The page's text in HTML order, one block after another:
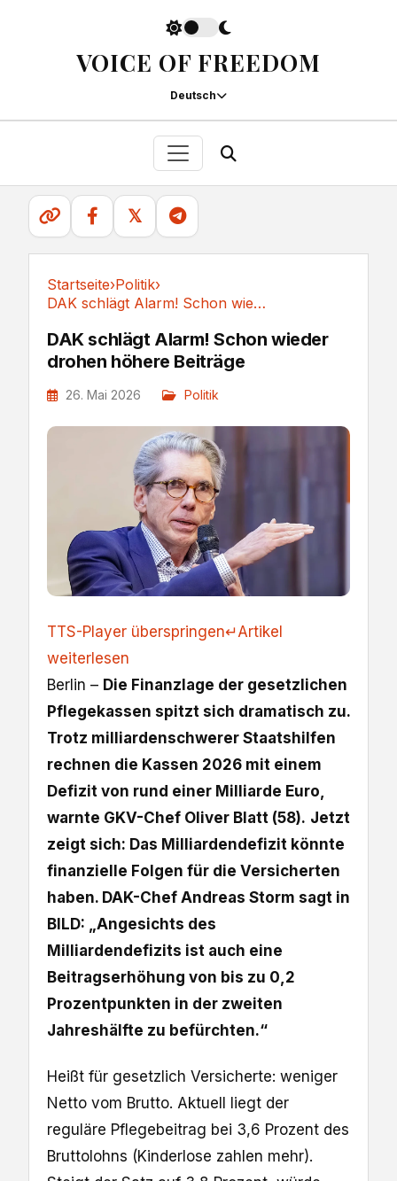
VOICE OF FREEDOM
Deutsch
𝕏
Startseite›Politik›
DAK schlägt Alarm! Schon wieder drohen höhere Beiträge
DAK schlägt Alarm! Schon wieder
drohen höhere Beiträge
26. Mai 2026 Politik
TTS-Player überspringen↵Artikel
weiterlesen
Berlin – Die Finanzlage der gesetzlichen
Pflegekassen spitzt sich dramatisch zu.
Trotz milliardenschwerer Staatshilfen
rechnen die Kassen 2026 mit einem
Defizit von rund einer Milliarde Euro,
warnte GKV-Chef Oliver Blatt (58). Jetzt
zeigt sich: Das Milliardendefizit könnte
finanzielle Folgen für die Versicherten
haben. DAK-Chef Andreas Storm sagt in
BILD: „Angesichts des
Milliardendefizits ist auch eine
Beitragserhöhung von bis zu 0,2
Prozentpunkten in der zweiten
Jahreshälfte zu befürchten.“
Heißt für gesetzlich Versicherte: weniger
Netto vom Brutto. Aktuell liegt der
reguläre Pflegebeitrag bei 3,6 Prozent des
Bruttolohns (Kinderlose zahlen mehr).